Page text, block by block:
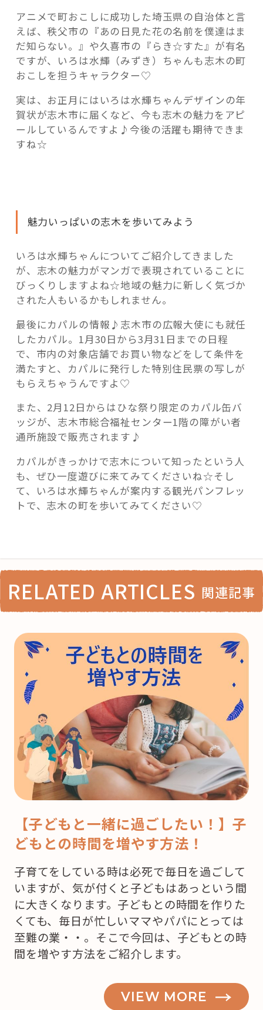
アニメで町おこしに成功した埼玉県の自治体と言
えば、秩父市の『あの日見た花の名前を僕達はま
だ知らない。』や久喜市の『らき☆すた』が有名
ですが、いろは水輝（みずき）ちゃんも志木の町
おこしを担うキャラクター♡
実は、お正月にはいろは水輝ちゃんデザインの年
賀状が志木市に届くなど、今も志木の魅力をアピ
ールしているんですよ♪今後の活躍も期待できま
すね☆
魅力いっぱいの志木を歩いてみよう
いろは水輝ちゃんについてご紹介してきました
が、志木の魅力がマンガで表現されていることに
びっくりしますよね☆地域の魅力に新しく気づか
された人もいるかもしれません。
最後にカパルの情報♪志木市の広報大使にも就任
したカパル。1月30日から3月31日までの日程
で、市内の対象店舗でお買い物などをして条件を
満たすと、カパルに発行した特別住民票の写しが
もらえちゃうんですよ♡
また、2月12日からはひな祭り限定のカパル缶バ
ッジが、志木市総合福祉センター1階の障がい者
通所施設で販売されます♪
カパルがきっかけで志木について知ったという人
も、ぜひ一度遊びに来てみてくださいね☆そし
て、いろは水輝ちゃんが案内する観光パンフレッ
トで、志木の町を歩いてみてください♡
RELATED ARTICLES 関連記事
【子どもと一緒に過ごしたい！】子
どもとの時間を増やす方法！
子育てをしている時は必死で毎日を過ごして
いますが、気が付くと子どもはあっという間
に大きくなります。子どもとの時間を作りた
くても、毎日が忙しいママやパパにとっては
至難の業・・。そこで今回は、子どもとの時
間を増やす方法をご紹介します。
VIEW MORE